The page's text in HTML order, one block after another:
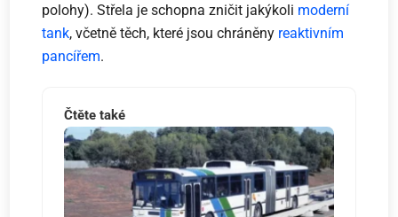
polohy). Střela je schopna zničit jakýkoli moderní
tank, včetně těch, které jsou chráněny reaktivním
pancířem.
Čtěte také